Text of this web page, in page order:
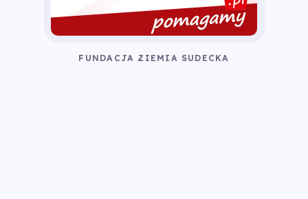
FUNDACJA ZIEMIA SUDECKA